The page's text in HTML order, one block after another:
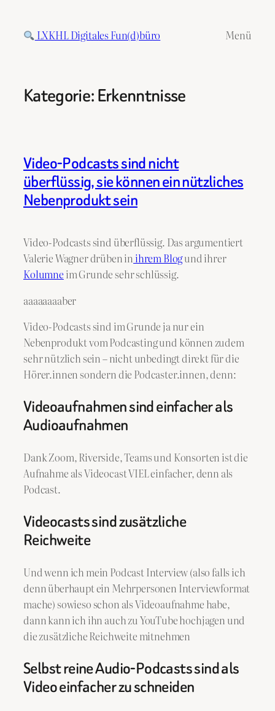
Inhalt
springen
LXKHL Digitales Fun(d)büro Menü
Kategorie:Erkenntnisse
Video-Podcasts sind nicht
überflüssig, sie können ein nützliches
Nebenprodukt sein
Video-Podcasts sind überflüssig. Das argumentiert
Valerie Wagner drüben in ihrem Blogund ihrer
Kolumne im Grunde sehr schlüssig.
aaaaaaaaber
Video-Podcasts sind im Grunde ja nur ein
Nebenprodukt vom Podcasting und können zudem
sehr nützlich sein – nicht unbedingt direkt für die
Hörer.innen sondern die Podcaster.innen, denn:
Videoaufnahmen sind einfacher als
Audioaufnahmen
Dank Zoom, Riverside, Teams und Konsorten ist die
Aufnahme als Videocast VIEL einfacher, denn als
Podcast.
Videocasts sind zusätzliche
Reichweite
Und wenn ich mein Podcast Interview (also falls ich
denn überhaupt ein Mehrpersonen Interviewformat
mache) sowieso schon als Videoaufnahme habe,
dann kann ich ihn auch zu YouTube hochjagen und
die zusätzliche Reichweite mitnehmen
Selbst reine Audio-Podcasts sind als
Video einfacher zu schneiden